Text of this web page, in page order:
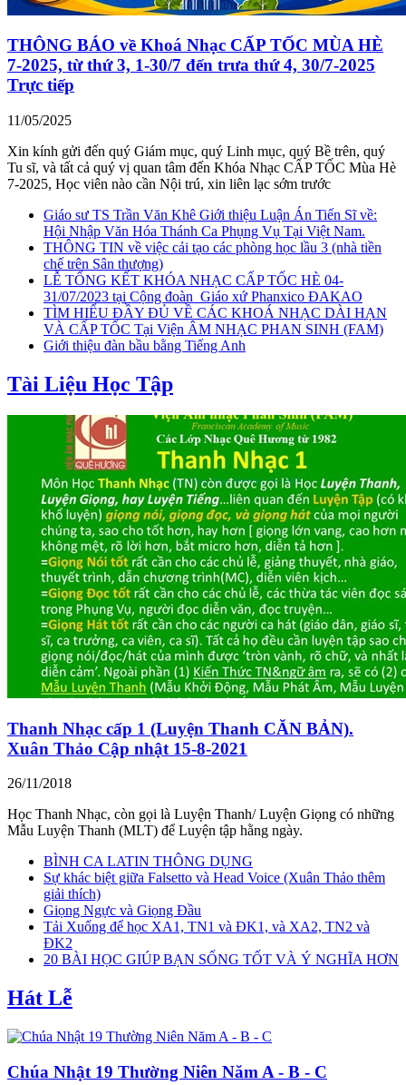
THÔNG BÁO về Khoá Nhạc CẤP TỐC MÙA HÈ
7-2025, từ thứ 3, 1-30/7 đến trưa thứ 4, 30/7-2025
Trực tiếp
11/05/2025
Xin kính gửi đến quý Giám mục, quý Linh mục, quý Bề trên, quý
Tu sĩ, và tất cả quý vị quan tâm đến Khóa Nhạc CẤP TỐC Mùa Hè
7-2025, Học viên nào cần Nội trú, xin liên lạc sớm trước
Giáo sư TS Trần Văn Khê Giới thiệu Luận Án Tiến Sĩ về:
Hội Nhập Văn Hóa Thánh Ca Phụng Vụ Tại Việt Nam.
THÔNG TIN về việc cải tạo các phòng học lầu 3 (nhà tiền
chế trên Sân thượng)
LỄ TỔNG KẾT KHÓA NHẠC CẤP TỐC HÈ 04-
31/07/2023 tại Cộng đoàn_Giáo xứ Phanxico ĐAKAO
TÌM HIỂU ĐẦY ĐỦ VỀ CÁC KHOÁ NHẠC DÀI HẠN
VÀ CẤP TỐC Tại Viện ÂM NHẠC PHAN SINH (FAM)
Giới thiệu đàn bầu bằng Tiếng Anh
Tài Liệu Học Tập
Thanh Nhạc cấp 1 (Luyện Thanh CĂN BẢN).
Xuân Thảo Cập nhật 15-8-2021
26/11/2018
Học Thanh Nhạc, còn gọi là Luyện Thanh/ Luyện Giọng có những
Mẫu Luyện Thanh (MLT) để Luyện tập hằng ngày.
BÌNH CA LATIN THÔNG DỤNG
Sự khác biệt giữa Falsetto và Head Voice (Xuân Thảo thêm
giải thích)
Giọng Ngực và Giọng Đầu
Tải Xuống để học XA1, TN1 và ĐK1, và XA2, TN2 và
ĐK2
20 BÀI HỌC GIÚP BẠN SỐNG TỐT VÀ Ý NGHĨA HƠN
Hát Lễ
Chúa Nhật 19 Thường Niên Năm A - B - C